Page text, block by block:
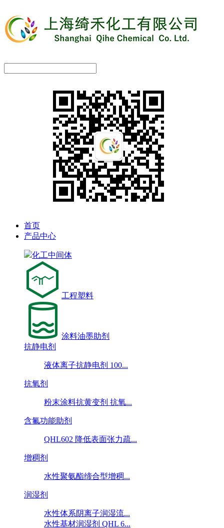
首页
产品中心
化工中间体
工程塑料
涂料油墨助剂
抗静电剂
液体离子抗静电剂 100...
抗氧剂
粉末涂料抗黄变剂 抗氧...
含氟功能助剂
QHL602 降低表面张力疏...
增稠剂
水性聚氨酯缔合型增稠...
润湿剂
水性体系阴离子润湿流...
水性基材润湿剂 QHL 6...